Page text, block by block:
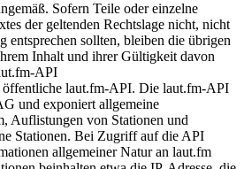
Sofern Teile oder einzelne
der geltenden Rechtslage nicht, nicht
entsprechen sollten, bleiben die übrigen
Inhalt und ihrer Gültigkeit davon
API
öffentliche laut.fm-API. Die laut.fm-API
und exponiert allgemeine
Auflistungen von Stationen und
Stationen. Bei Zugriff auf die API
allgemeiner Natur an laut.fm